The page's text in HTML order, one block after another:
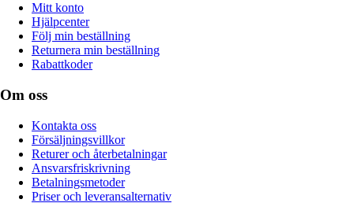
Mitt konto
Hjälpcenter
Följ min beställning
Returnera min beställning
Rabattkoder
Om oss
Kontakta oss
Försäljningsvillkor
Returer och återbetalningar
Ansvarsfriskrivning
Betalningsmetoder
Priser och leveransalternativ